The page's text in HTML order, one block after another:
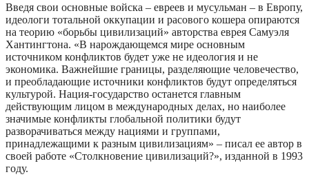
Введя свои основные войска – евреев и мусульман – в Европу,
идеологи тотальной оккупации и расового кошера опираются
на теорию «борьбы цивилизаций» авторства еврея Самуэля
Хантингтона. «В нарождающемся мире основным
источником конфликтов будет уже не идеология и не
экономика. Важнейшие границы, разделяющие человечество,
и преобладающие источники конфликтов будут определяться
культурой. Нация-государство останется главным
действующим лицом в международных делах, но наиболее
значимые конфликты глобальной политики будут
разворачиваться между нациями и группами,
принадлежащими к разным цивилизациям» – писал ее автор в
своей работе «Столкновение цивилизаций?», изданной в 1993
году.